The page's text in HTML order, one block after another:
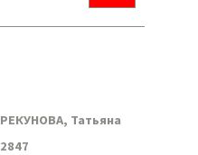
РЕКУНОВА, Татьяна
2847